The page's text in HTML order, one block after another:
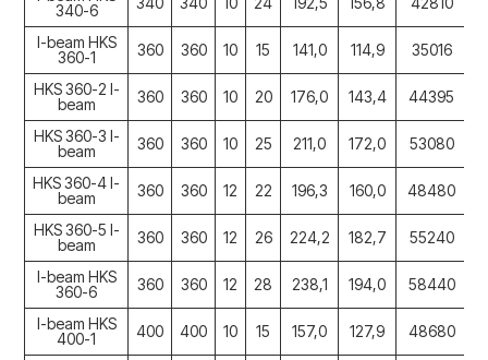
340-6
I-beam HKS
360-1
360 360 10 15 141,0 114,9 35016
HKS 360-2 I-
beam
360 360 10 20 176,0 143,4 44395
HKS 360-3 I-
beam
360 360 10 25 211,0 172,0 53080
HKS 360-4 I-
beam
360 360 12 22 196,3 160,0 48480
HKS 360-5 I-
beam
360 360 12 26 224,2 182,7 55240
I-beam HKS
360-6
360 360 12 28 238,1 194,0 58440
I-beam HKS
400-1
400 400 10 15 157,0 127,9 48680